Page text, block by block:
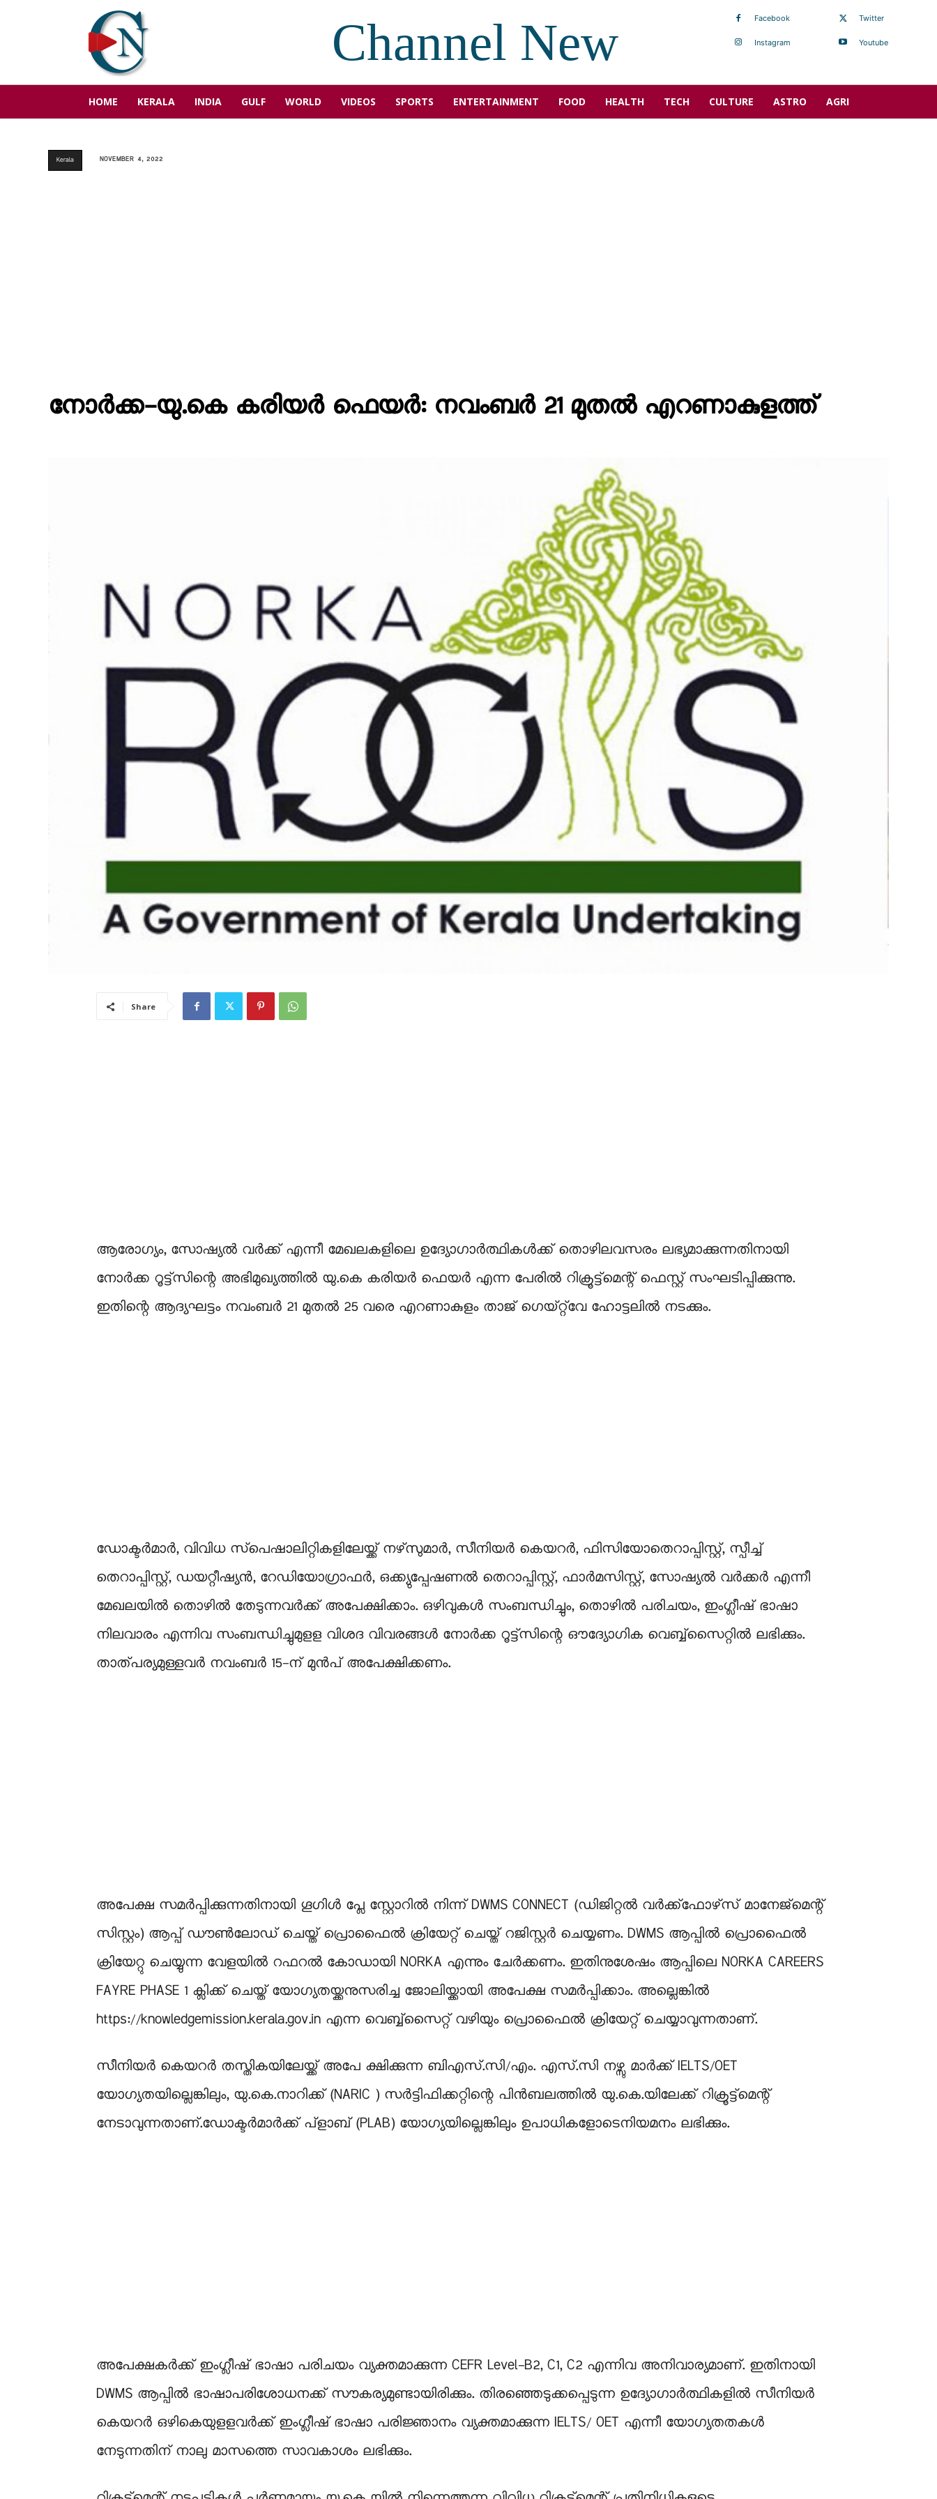
Channel New Facebook
Instagram
Twitter
Youtube
HOME KERALA INDIA GULF WORLD VIDEOS SPORTS ENTERTAINMENT FOOD HEALTH TECH CULTURE ASTRO AGRI
Kerala NOVEMBER 4, 2022
നോര്‍ക്ക-യു.കെ കരിയർ ഫെയർ: നവംബര്‍ 21 മുതല്‍ എറണാകുളത്ത്
Share
ആരോഗ്യം, സോഷ്യൽ വർക്ക് എന്നീ മേഖലകളിലെ ഉദ്യോഗാർത്ഥികൾക്ക് തൊഴിലവസരം ലഭ്യമാക്കുന്നതിനായി
നോര്‍ക്ക റൂട്ട്‌സിന്റെ അഭിമുഖ്യത്തിൽ യു.കെ കരിയർ ഫെയർ എന്ന പേരിൽ റിക്രൂട്ട്മെന്റ് ഫെസ്റ്റ് സംഘടിപ്പിക്കുന്നു.
ഇതിന്റെ ആദ്യഘട്ടം നവംബര്‍ 21 മുതല്‍ 25 വരെ എറണാകുളം താജ് ഗെയ്റ്റ്‌വേ ഹോട്ടലിൽ നടക്കും.
ഡോക്ടര്‍മാര്‍, വിവിധ സ്‌പെഷാലിറ്റികളിലേയ്ക്ക് നഴ്‌സുമാര്‍, സീനിയര്‍ കെയറര്‍, ഫിസിയോതെറാപ്പിസ്റ്റ്, സ്പീച്ച്
തെറാപ്പിസ്റ്റ്, ഡയറ്റീഷ്യന്‍, റേഡിയോഗ്രാഫര്‍, ഒക്ക്യുപ്പേഷണല്‍ തെറാപ്പിസ്റ്റ്, ഫാര്‍മസിസ്റ്റ്, സോഷ്യല്‍ വര്‍ക്കര്‍ എന്നീ
മേഖലയിൽ തൊഴിൽ തേടുന്നവർക്ക് അപേക്ഷിക്കാം. ഒഴിവുകള്‍ സംബന്ധിച്ചും, തൊഴിൽ പരിചയം, ഇംഗ്ലീഷ് ഭാഷാ
നിലവാരം എന്നിവ സംബന്ധിച്ചുമുളള വിശദ വിവരങ്ങള്‍ നോര്‍ക്ക റൂട്ട്‌സിന്റെ ഔദ്യോഗിക വെബ്ബ്‌സൈറ്റില്‍ ലഭിക്കും.
താത്പര്യമുള്ളവർ നവംബര്‍ 15-ന് മുന്‍പ് അപേക്ഷിക്കണം.
അപേക്ഷ സമര്‍പ്പിക്കുന്നതിനായി ഗൂഗിള്‍ പ്ലേ സ്റ്റോറില്‍ നിന്ന് DWMS CONNECT (ഡിജിറ്റല്‍ വര്‍ക്ക്‌ഫോഴ്‌സ് മാനേജ്‌മെന്റ്
സിസ്റ്റം) ആപ്പ് ഡൗണ്‍ലോഡ് ചെയ്ത് പ്രൊഫൈല്‍ ക്രിയേറ്റ് ചെയ്ത് റജിസ്റ്റര്‍ ചെയ്യണം. DWMS ആപ്പില്‍ പ്രൊഫൈല്‍
ക്രിയേറ്റു ചെയ്യുന്ന വേളയില്‍ റഫറല്‍ കോഡായി NORKA എന്നും ചേര്‍ക്കണം. ഇതിനുശേഷം ആപ്പിലെ NORKA CAREERS
FAYRE PHASE 1 ക്ലിക്ക് ചെയ്ത് യോഗ്യതയ്ക്കനുസരിച്ച ജോലിയ്ക്കായി അപേക്ഷ സമര്‍പ്പിക്കാം. അല്ലെങ്കില്‍
https://knowledgemission.kerala.gov.in എന്ന വെബ്ബ്‌സൈറ്റ് വഴിയും പ്രൊഫൈല്‍ ക്രിയേറ്റ് ചെയ്യാവുന്നതാണ്.
സീനിയർ കെയറർ തസ്തികയിലേയ്ക്ക് അപേ ക്ഷിക്കുന്ന ബിഎസ്.സി/എം. എസ്.സി നഴ്സു മാർക്ക് IELTS/OET
യോഗ്യതയില്ലെങ്കിലും, യു.കെ.നാറിക്ക് (NARIC ) സർട്ടിഫിക്കറ്റിന്റെ പിൻബലത്തിൽ യു.കെ.യിലേക്ക് റിക്രൂട്ട്മെന്റ്
നേടാവുന്നതാണ്.ഡോക്ടർമാർക്ക് പ്ളാബ് (PLAB) യോഗ്യയില്ലെങ്കിലും ഉപാധികളോടെനിയമനം ലഭിക്കും.
അപേക്ഷകർക്ക് ഇംഗ്ലീഷ് ഭാഷാ പരിചയം വ്യക്തമാക്കുന്ന CEFR Level-B2, C1, C2 എന്നിവ അനിവാര്യമാണ്. ഇതിനായി
DWMS ആപ്പിൽ ഭാഷാപരിശോധനക്ക് സൗകര്യമുണ്ടായിരിക്കും. തിരഞ്ഞെടുക്കപ്പെടുന്ന ഉദ്യോഗാര്‍ത്ഥികളിൽ സീനിയർ
കെയറർ ഒഴികെയുളളവർക്ക് ഇംഗ്ലീഷ് ഭാഷാ പരിജ്ഞാനം വ്യക്തമാക്കുന്ന IELTS/ OET എന്നീ യോഗ്യതതകള്‍
നേടുന്നതിന് നാലു മാസത്തെ സാവകാശം ലഭിക്കും.